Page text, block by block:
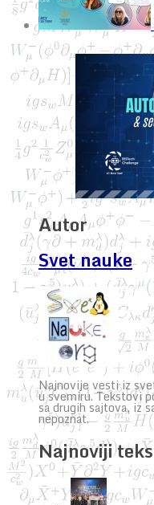
Autor
Svet nauke
Najnovije vesti iz
u svemiru. Tekstovi
sa drugih sajtova, iz
nepoznat.
Najnoviji